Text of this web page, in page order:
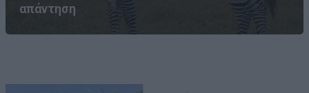
απάντηση